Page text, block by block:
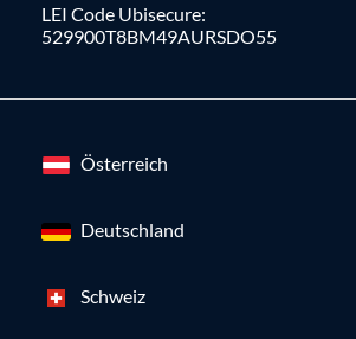
LEI Code Ubisecure:
529900T8BM49AURSDO55
Österreich
Deutschland
Schweiz